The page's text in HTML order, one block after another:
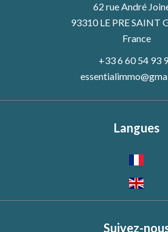
62 rue André
93310 LE PRE SAINT
France
+33 6 60 54 93
Langues
Suivez-